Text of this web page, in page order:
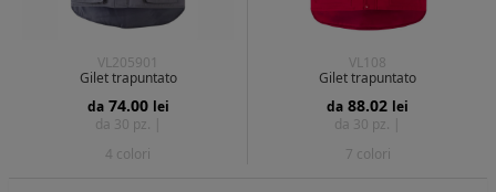
VL205901
Gilet trapuntato
da 74.00 lei
da 30 pz. |
4 colori
VL108
Gilet trapuntato
da 88.02 lei
da 30 pz. |
7 colori